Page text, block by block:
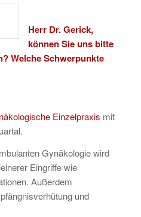
Herr Dr. Gerick,
können Sie uns bitte
Welche Schwerpunkte
Einzelpraxis mit
Gynäkologie wird
Eingriffe wie
Außerdem
und